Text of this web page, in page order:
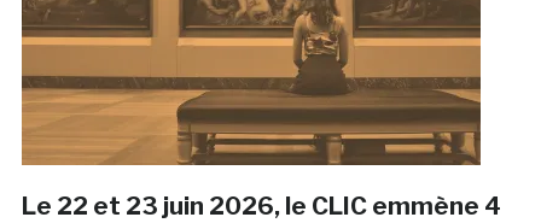
Le 22 et 23 juin 2026, le CLIC emmène 4